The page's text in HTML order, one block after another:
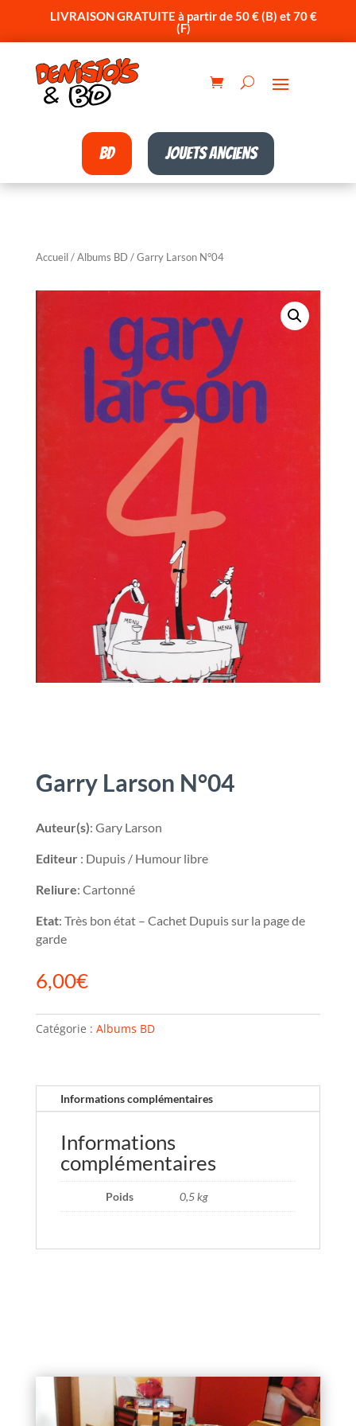
LIVRAISON GRATUITE à partir de 50 € (B) et 70 €
(F)
BD Jouets anciens
Accueil/Albums BD / Garry Larson N°04
Garry Larson N°04
Auteur(s): Gary Larson
Editeur: Dupuis / Humour libre
Reliure: Cartonné
Etat: Très bon état – Cachet Dupuis sur la page de
garde
6,00€
Catégorie : Albums BD
Informations complémentaires
Informations
complémentaires
Poids 0,5 kg